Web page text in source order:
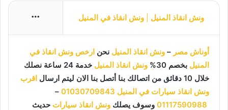
ونش انقاذ المنيل ونش انقاذ في المنيل
أوناش مصر – ونش انقاذ المنيل نحن ارخص ونش انقاذ في
المنيل بخصم 30% ونش انقاذ المنيل
خدمة 24 ساعة نصلك
خلال 10 دقائق من اتصالك بنا أتصل بنا الان ليتم ارسال
اقرب
ونش انقاذ سيارات في المنيل 01030709843
–
01117590988 وسوف يصلك ونش انقاذ سيارات حديث